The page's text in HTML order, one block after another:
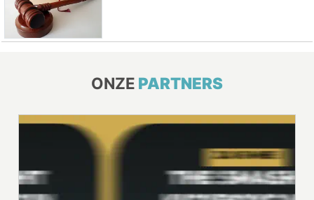
ONZE PARTNERS